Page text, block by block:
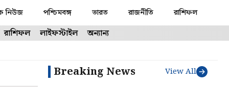
নিউজ পশ্চিমবঙ্গ ভারত রাজনীতি রাশিফল
রাশিফল লাইফস্টাইল অন্যান্য
Breaking News View All